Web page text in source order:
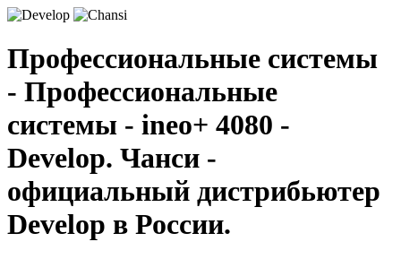
Профессиональные системы
- Профессиональные
системы - ineo+ 4080 -
Develop. Чанси -
официальный дистрибьютер
Develop в России.